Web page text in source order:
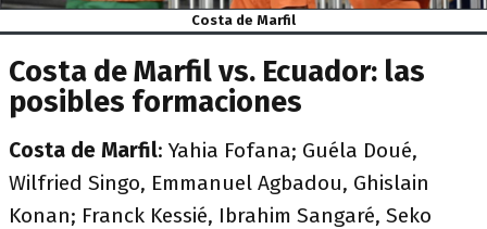
Costa de Marfil
Costa de Marfil vs. Ecuador: las
posibles formaciones
Costa de Marfil: Yahia Fofana; Guéla Doué,
Wilfried Singo, Emmanuel Agbadou, Ghislain
Konan; Franck Kessié, Ibrahim Sangaré, Seko